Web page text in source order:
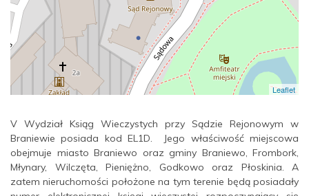
Leaflet
V Wydział Ksiąg Wieczystych przy Sądzie Rejonowym w
Braniewie posiada kod EL1D. Jego właściwość miejscowa
obejmuje miasto Braniewo oraz gminy Braniewo, Frombork,
Młynary, Wilczęta, Pieniężno, Godkowo oraz Płoskinia. A
zatem nieruchomości położone na tym terenie będą posiadały